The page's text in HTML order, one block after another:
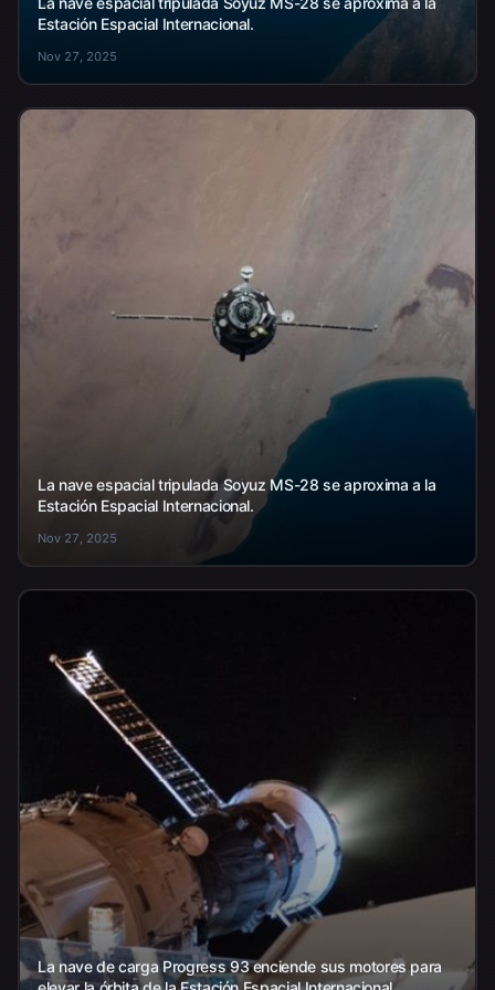
Estación Espacial Internacional.
Nov 27, 2025
La nave espacial tripulada Soyuz MS-28 se aproxima a la
Estación Espacial Internacional.
Nov 27, 2025
La nave de carga Progress 93 enciende sus motores para